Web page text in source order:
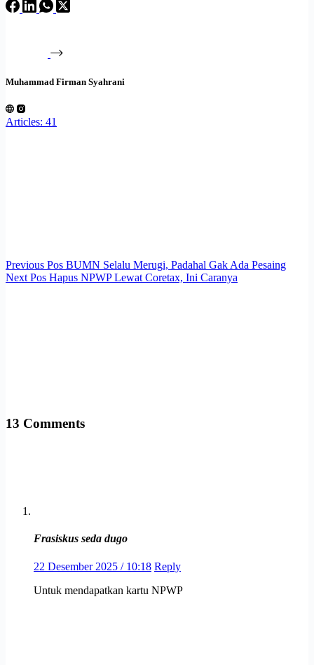
Muhammad Firman Syahrani
Articles: 41
Previous Pos BUMN Selalu Merugi, Padahal Gak Ada Pesaing
Next Pos Hapus NPWP Lewat Coretax, Ini Caranya
13 Comments
Frasiskus seda dugo
22 Desember 2025 / 10:18 Reply
Untuk mendapatkan kartu NPWP